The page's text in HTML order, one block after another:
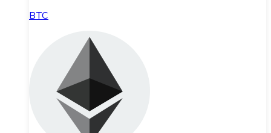
BTC